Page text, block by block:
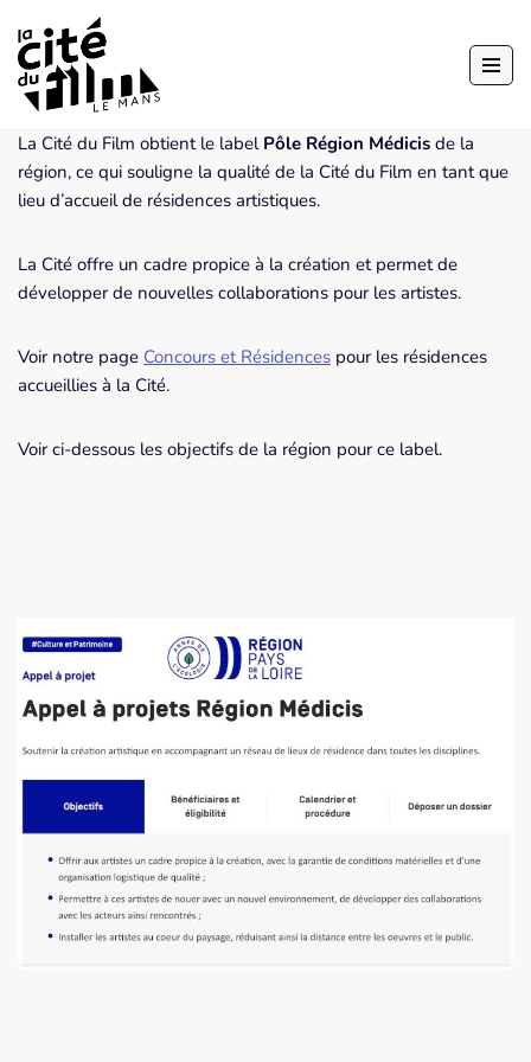
Aller
au
La Cité du Film obtient le label Pôle Région Médicis de la
région, ce qui souligne la qualité de la Cité du Film en tant que
lieu d’accueil de résidences artistiques.
La Cité offre un cadre propice à la création et permet de
développer de nouvelles collaborations pour les artistes.
Voir notre page Concours et Résidences pour les résidences
accueillies à la Cité.
Voir ci-dessous les objectifs de la région pour ce label.